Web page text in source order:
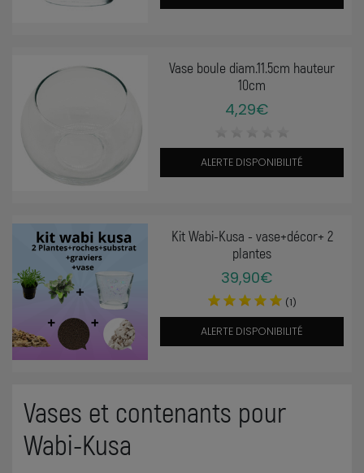
Vases et contenants pour
Wabi-Kusa
Vase boule diam.11.5cm hauteur
10cm
4,29€
ALERTE DISPONIBILITÉ
Kit Wabi-Kusa - vase+décor+ 2
plantes
39,90€
(1)
ALERTE DISPONIBILITÉ